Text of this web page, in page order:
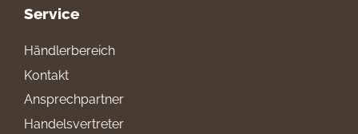
Service
Händlerbereich
Kontakt
Ansprechpartner
Handelsvertreter